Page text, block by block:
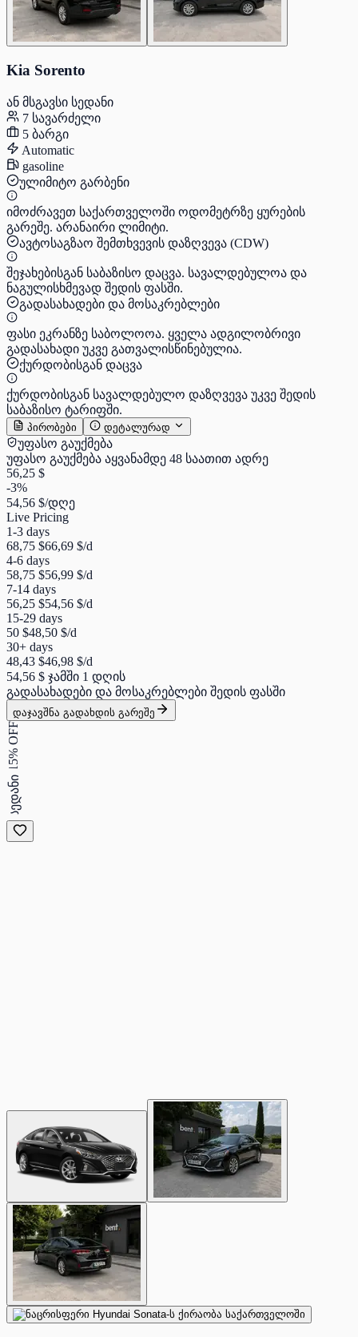
Kia Sorento
ან მსგავსი სედანი
7 სავარძელი
5 ბარგი
Automatic
gasoline
ულიმიტო გარბენი
იმოძრავეთ საქართველოში ოდომეტრზე ყურების
გარეშე. არანაირი ლიმიტი.
ავტოსაგზაო შემთხვევის დაზღვევა (CDW)
შეჯახებისგან საბაზისო დაცვა. სავალდებულოა და
ნაგულისხმევად შედის ფასში.
გადასახადები და მოსაკრებლები
ფასი ეკრანზე საბოლოოა. ყველა ადგილობრივი
გადასახადი უკვე გათვალისწინებულია.
ქურდობისგან დაცვა
ქურდობისგან სავალდებულო დაზღვევა უკვე შედის
საბაზისო ტარიფში.
პირობები დეტალურად
უფასო გაუქმება
უფასო გაუქმება აყვანამდე 48 საათით ადრე
56,25 $
-3%
54,56 $/დღე
Live Pricing
1-3 days
68,75 $66,69 $/d
4-6 days
58,75 $56,99 $/d
7-14 days
56,25 $54,56 $/d
15-29 days
50 $48,50 $/d
30+ days
48,43 $46,98 $/d
54,56 $ ჯამში 1 დღის
გადასახადები და მოსაკრებლები შედის ფასში
დაჯავშნა გადახდის გარეშე
15% OFF
სედანი